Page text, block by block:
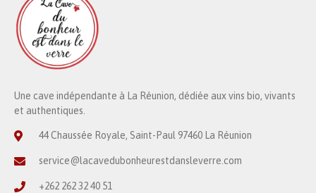
Une cave indépendante à La Réunion, dédiée aux vins bio, vivants
et authentiques.
44 Chaussée Royale, Saint-Paul 97460 La Réunion
service@lacavedubonheurestdansleverre.com
+262 262 32 40 51